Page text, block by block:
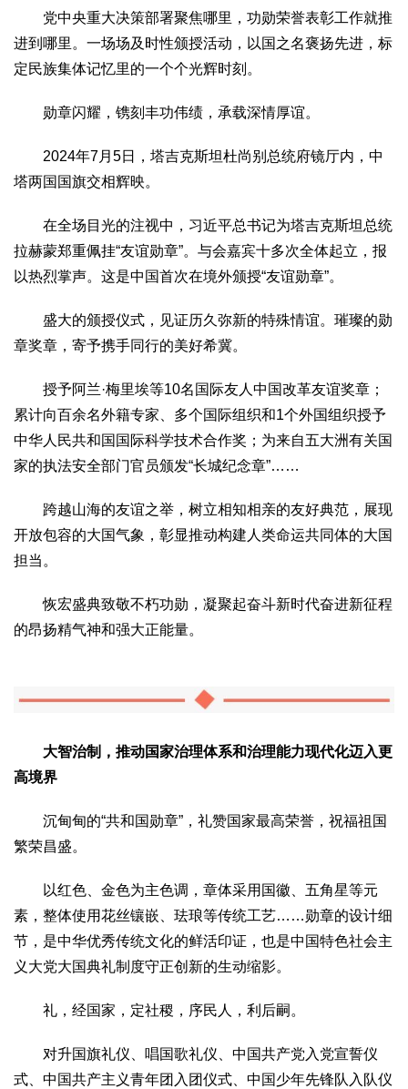
党中央重大决策部署聚焦哪里，功勋荣誉表彰工作就推
进到哪里。一场场及时性颁授活动，以国之名褒扬先进，标
定民族集体记忆里的一个个光辉时刻。
勋章闪耀，镌刻丰功伟绩，承载深情厚谊。
2024年7月5日，塔吉克斯坦杜尚别总统府镜厅内，中
塔两国国旗交相辉映。
在全场目光的注视中，习近平总书记为塔吉克斯坦总统
拉赫蒙郑重佩挂“友谊勋章”。与会嘉宾十多次全体起立，报
以热烈掌声。这是中国首次在境外颁授“友谊勋章”。
盛大的颁授仪式，见证历久弥新的特殊情谊。璀璨的勋
章奖章，寄予携手同行的美好希冀。
授予阿兰·梅里埃等10名国际友人中国改革友谊奖章；
累计向百余名外籍专家、多个国际组织和1个外国组织授予
中华人民共和国国际科学技术合作奖；为来自五大洲有关国
家的执法安全部门官员颁发“长城纪念章”……
跨越山海的友谊之举，树立相知相亲的友好典范，展现
开放包容的大国气象，彰显推动构建人类命运共同体的大国
担当。
恢宏盛典致敬不朽功勋，凝聚起奋斗新时代奋进新征程
的昂扬精气神和强大正能量。
大智治制，推动国家治理体系和治理能力现代化迈入更
高境界
沉甸甸的“共和国勋章”，礼赞国家最高荣誉，祝福祖国
繁荣昌盛。
以红色、金色为主色调，章体采用国徽、五角星等元
素，整体使用花丝镶嵌、珐琅等传统工艺……勋章的设计细
节，是中华优秀传统文化的鲜活印证，也是中国特色社会主
义大党大国典礼制度守正创新的生动缩影。
礼，经国家，定社稷，序民人，利后嗣。
对升国旗礼仪、唱国歌礼仪、中国共产党入党宣誓仪
式、中国共产主义青年团入团仪式、中国少年先锋队入队仪